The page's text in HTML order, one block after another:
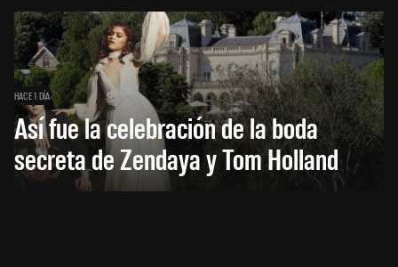
HACE 1 DÍA
Así fue la celebración de la boda
secreta de Zendaya y Tom Holland